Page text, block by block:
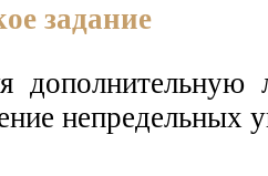
задание
непредельных